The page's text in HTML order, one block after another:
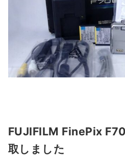
FUJIFILM FinePix
取しました